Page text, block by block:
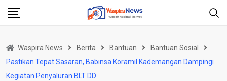
Skip
Waspira News Berita Bantuan
Bantuan Sosial
Pastikan Tepat Sasaran, Babinsa Koramil Kademangan Dampingi
Kegiatan Penyaluran BLT DD